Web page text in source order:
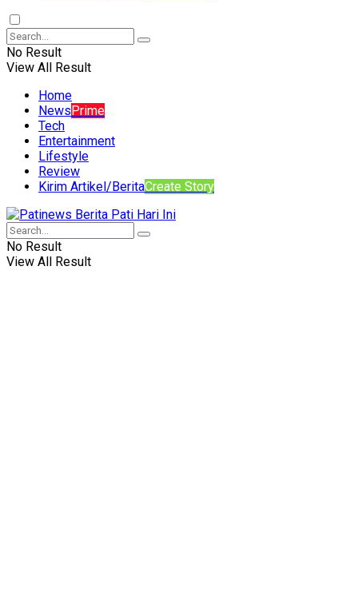
No Result
View All Result
Home
NewsPrime
Tech
Entertainment
Lifestyle
Review
Kirim Artikel/BeritaCreate Story
No Result
View All Result